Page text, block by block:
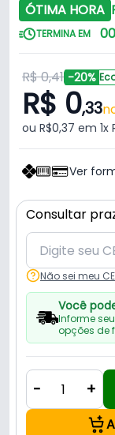
ÓTIMA HORA
TERMINA EM 00
R$ 0,41 -20%
R$ 0,33
ou R$0,37 em 1x
Ver
Consultar
Não sei meu
Você
Informe
opções de
- +